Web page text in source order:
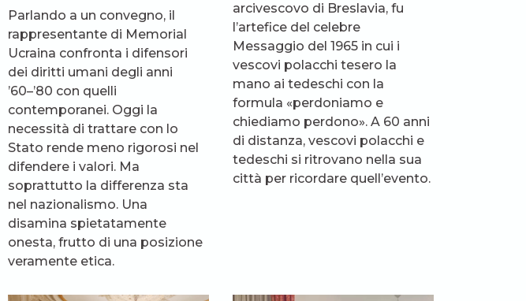
Parlando a un convegno, il
rappresentante di Memorial
Ucraina confronta i difensori
dei diritti umani degli anni
’60–’80 con quelli
contemporanei. Oggi la
necessità di trattare con lo
Stato rende meno rigorosi nel
difendere i valori. Ma
soprattutto la differenza sta
nel nazionalismo. Una
disamina spietatamente
onesta, frutto di una posizione
veramente etica.
arcivescovo di Breslavia, fu
l’artefice del celebre
Messaggio del 1965 in cui i
vescovi polacchi tesero la
mano ai tedeschi con la
formula «perdoniamo e
chiediamo perdono». A 60 anni
di distanza, vescovi polacchi e
tedeschi si ritrovano nella sua
città per ricordare quell’evento.